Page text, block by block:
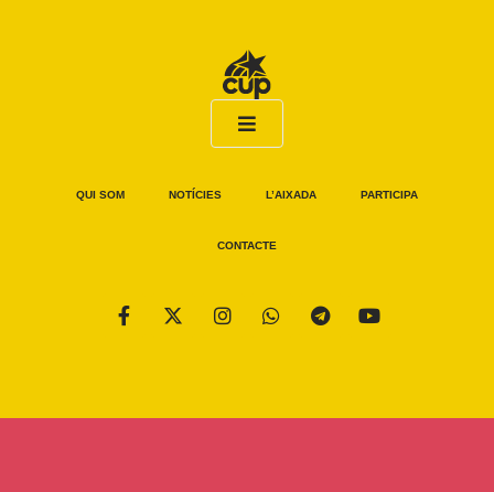
QUI SOM NOTÍCIES L’AIXADA PARTICIPA
CONTACTE